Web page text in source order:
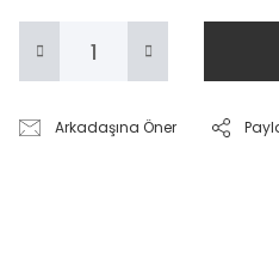
Arkadaşına Öner